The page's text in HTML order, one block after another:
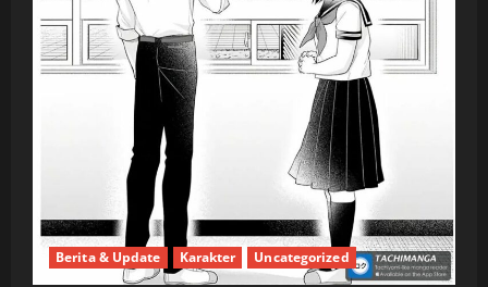
Berita & Update Karakter Uncategorized